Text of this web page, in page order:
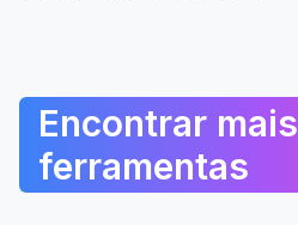
Encontrar mais
ferramentas